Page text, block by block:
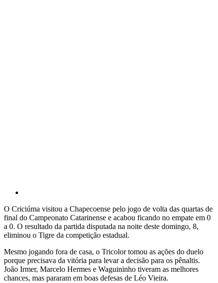
O Criciúma visitou a Chapecoense pelo jogo de volta das quartas de
final do Campeonato Catarinense e acabou ficando no empate em 0
a 0. O resultado da partida disputada na noite deste domingo, 8,
eliminou o Tigre da competição estadual.
Mesmo jogando fora de casa, o Tricolor tomou as ações do duelo
porque precisava da vitória para levar a decisão para os pênaltis.
João Irmer, Marcelo Hermes e Waguininho tiveram as melhores
chances, mas pararam em boas defesas de Léo Vieira.